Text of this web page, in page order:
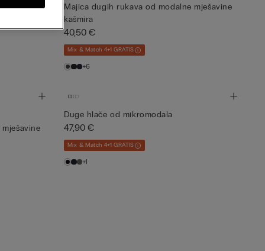
Majica dugih rukava od modalne mješavine
kašmira
40,50 €
Mix & Match 4+1 GRATIS
+6
Duge hlače od mikromodala
47,90 €
Mix & Match 4+1 GRATIS
+1